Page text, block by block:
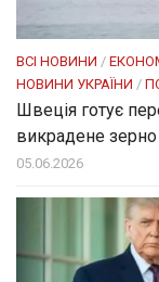
ВСІ НОВИНИ /
НОВИНИ УКРАЇНИ /
Швеція готує
викрадене зерно
05.06.2026